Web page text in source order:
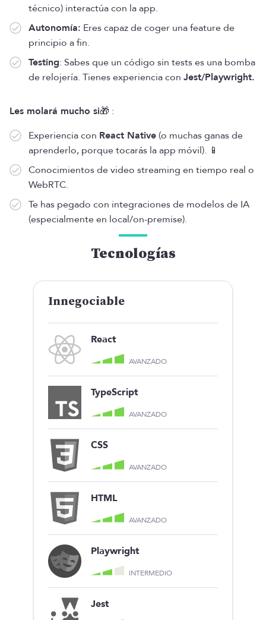
técnico) interactúa con la app.
Autonomía: Eres capaz de coger una feature de
principio a fin.
Testing: Sabes que un código sin tests es una bomba
de relojería. Tienes experiencia con Jest/Playwright.
Les molará mucho si🎁 :
Experiencia con React Native (o muchas ganas de
aprenderlo, porque tocarás la app móvil). 📱
Conocimientos de video streaming en tiempo real o
WebRTC.
Te has pegado con integraciones de modelos de IA
(especialmente en local/on-premise).
Tecnologías
Innegociable
React
AVANZADO
TypeScript
AVANZADO
CSS
AVANZADO
HTML
AVANZADO
Playwright
INTERMEDIO
Jest